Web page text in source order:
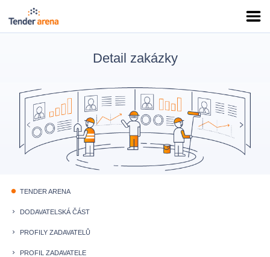
Detail zakázky
fiber_manual_record TENDER ARENA
keyboard_arrow_right DODAVATELSKÁ ČÁST
keyboard_arrow_right PROFILY ZADAVATELŮ
keyboard_arrow_right PROFIL ZADAVATELE